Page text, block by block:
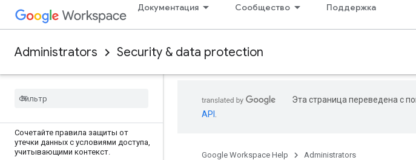
Документация Сообщество Поддержка
Administrators Security & data protection
Назначайте уровни доступа
приложениям, принадлежащим
Назначьте уровни доступа для
Назначайте уровни доступа
Примените политику контекстно-
Сочетайте правила защиты от
утечки данных с условиями доступа,
учитывающими контекст.
Эта страница переведена с
API
Google Workspace Help
Administrators